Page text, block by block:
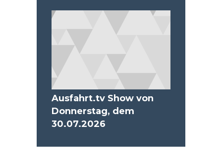
Ausfahrt.tv Show von
Donnerstag, dem
30.07.2026